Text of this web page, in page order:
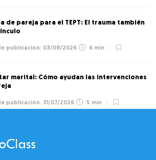
de pareja para el TEPT: El trauma también
03/08/2026 6 min
marital: Cómo ayudan las intervenciones
31/07/2026 5 min